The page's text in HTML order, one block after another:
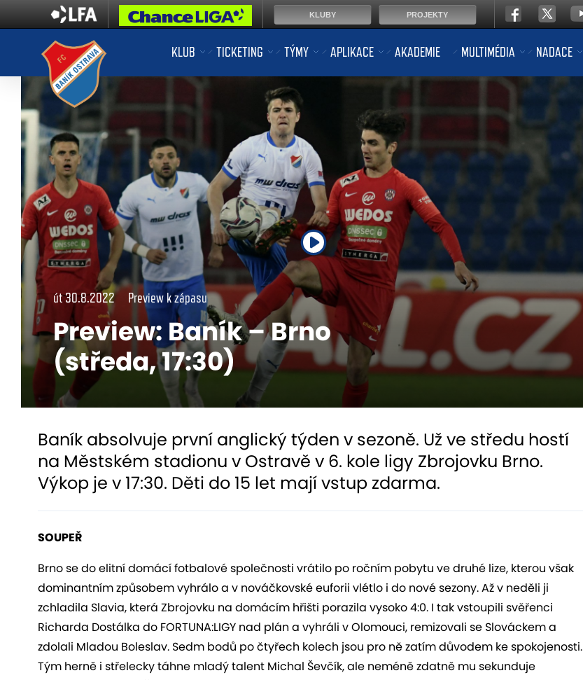
KLUB TICKETING TÝMY APLIKACE AKADEMIE MULTIMÉDIA NADACE
út 30.8.2022 Preview k zápasu
Preview: Baník – Brno
(středa, 17:30)
Baník absolvuje první anglický týden v sezoně. Už ve středu hostí
na Městském stadionu v Ostravě v 6. kole ligy Zbrojovku Brno.
Výkop je v 17:30. Děti do 15 let mají vstup zdarma.
SOUPEŘ
Brno se do elitní domácí fotbalové společnosti vrátilo po ročním pobytu ve druhé lize, kterou však
dominantním způsobem vyhrálo a v nováčkovské euforii vlétlo i do nové sezony. Až v neděli ji
zchladila Slavia, která Zbrojovku na domácím hřišti porazila vysoko 4:0. I tak vstoupili svěřenci
Richarda Dostálka do FORTUNA:LIGY nad plán a vyhráli v Olomouci, remizovali se Slováckem a
zdolali Mladou Boleslav. Sedm bodů po čtyřech kolech jsou pro ně zatím důvodem ke spokojenosti.
Tým herně i střelecky táhne mladý talent Michal Ševčík, ale neméně zdatně mu sekunduje
KLUBY PROJEKTY